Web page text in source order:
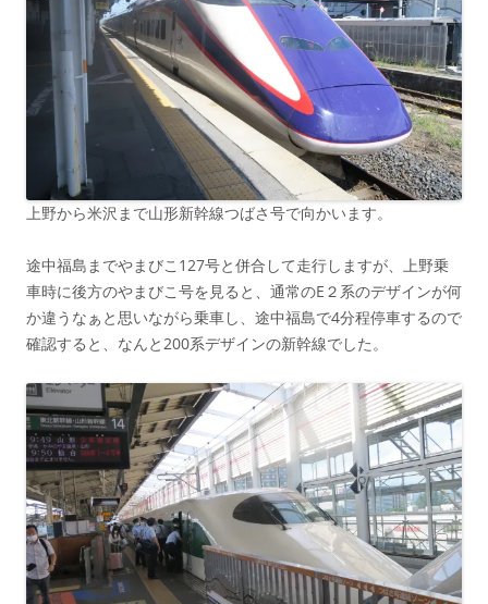
上野から米沢まで山形新幹線つばさ号で向かいます。
途中福島までやまびこ127号と併合して走行しますが、上野乗
車時に後方のやまびこ号を見ると、通常のE２系のデザインが何
か違うなぁと思いながら乗車し、途中福島で4分程停車するので
確認すると、なんと200系デザインの新幹線でした。